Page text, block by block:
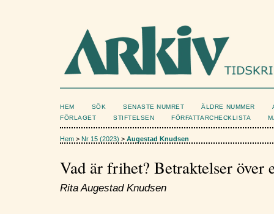
HEM SÖK SENASTE NUMRET ÄLDRE NUMMER
FÖRLAGET
STIFTELSEN FÖRFATTARCHECKLISTA
Hem > Nr 15 (2023) > Augestad Knudsen
Vad är frihet? Betraktelser över
Rita Augestad Knudsen